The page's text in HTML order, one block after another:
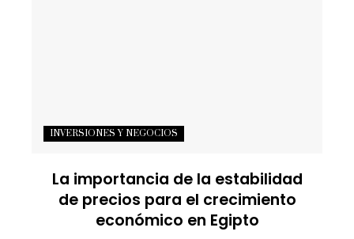
INVERSIONES Y NEGOCIOS
La importancia de la estabilidad
de precios para el crecimiento
económico en Egipto